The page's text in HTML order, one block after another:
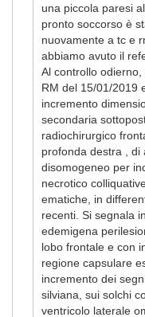
una piccola paresi
pronto soccorso è
nuovamente a tc e
abbiamo avuto il
Al controllo
RM del 15/01/2019
incremento
secondaria
radiochirurgico
profonda destra , di
disomogeneo per
necrotico
ematiche, in
recenti. Si segnala
edemigena
lobo frontale e con
regione capsulare
incremento dei
silviana, sui solchi
ventricolo laterale